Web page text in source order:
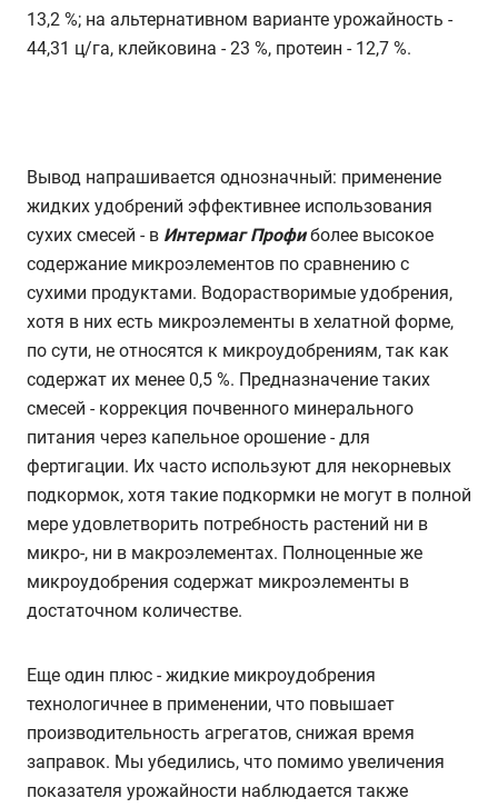
13,2 %; на альтернативном варианте урожайность -
44,31 ц/га, клейковина - 23 %, протеин - 12,7 %.
Вывод напрашивается однозначный: применение
жидких удобрений эффективнее использования
сухих смесей - в Интермаг Профиболее высокое
содержание микроэлементов по сравнению с
сухими продуктами. Водорастворимые удобрения,
хотя в них есть микроэлементы в хелатной форме,
по сути, не относятся к микроудобрениям, так как
содержат их менее 0,5 %. Предназначение таких
смесей - коррекция почвенного минерального
питания через капельное орошение - для
фертигации. Их часто используют для некорневых
подкормок, хотя такие подкормки не могут в полной
мере удовлетворить потребность растений ни в
микро-, ни в макроэлементах. Полноценные же
микроудобрения содержат микроэлементы в
достаточном количестве.
Еще один плюс - жидкие микроудобрения
технологичнее в применении, что повышает
производительность агрегатов, снижая время
заправок. Мы убедились, что помимо увеличения
показателя урожайности наблюдается также